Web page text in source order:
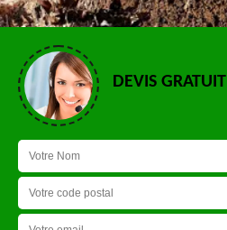
DEVIS GRATUIT